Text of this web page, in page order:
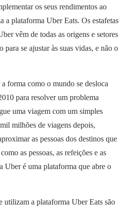
os seus rendimentos ao
a plataforma Uber Eats. Os estafetas
vêm de todas as origens e setores
se ajustar às suas vidas, e não o
forma como o mundo se desloca
para resolver um problema
uma viagem com um simples
milhões de viagens depois,
as pessoas dos destinos que
as pessoas, as refeições e as
Uber é uma plataforma que abre o
utilizam a plataforma Uber Eats são